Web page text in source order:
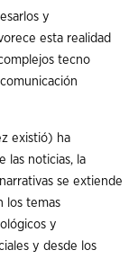
y
esta realidad
tecno
existió) ha
las noticias, la
se extiende
los temas
y
y desde los